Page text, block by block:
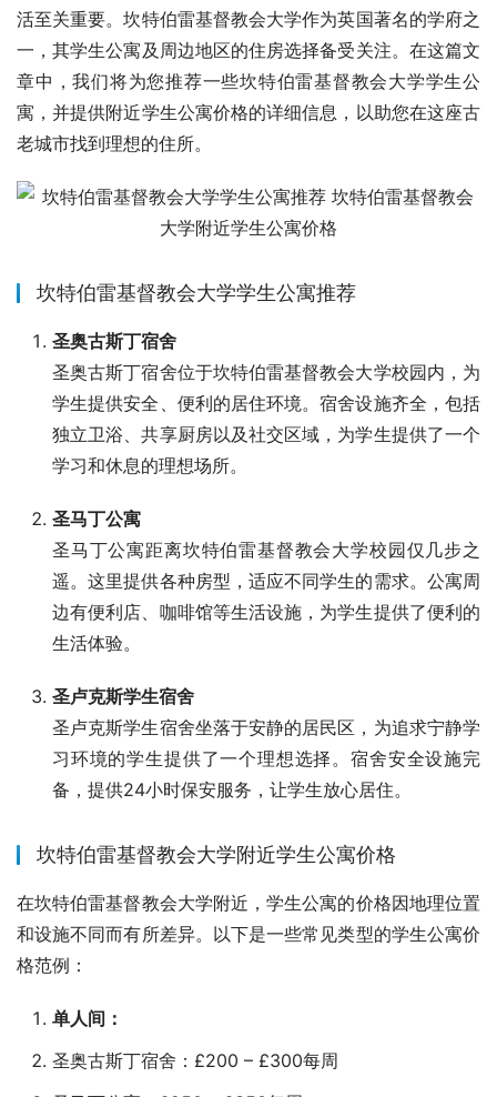
活至关重要。坎特伯雷基督教会大学作为英国著名的学府之
一，其学生公寓及周边地区的住房选择备受关注。在这篇文
章中，我们将为您推荐一些坎特伯雷基督教会大学学生公
寓，并提供附近学生公寓价格的详细信息，以助您在这座古
老城市找到理想的住所。
坎特伯雷基督教会大学学生公寓推荐
圣奥古斯丁宿舍
圣奥古斯丁宿舍位于坎特伯雷基督教会大学校园内，为
学生提供安全、便利的居住环境。宿舍设施齐全，包括
独立卫浴、共享厨房以及社交区域，为学生提供了一个
学习和休息的理想场所。
圣马丁公寓
圣马丁公寓距离坎特伯雷基督教会大学校园仅几步之
遥。这里提供各种房型，适应不同学生的需求。公寓周
边有便利店、咖啡馆等生活设施，为学生提供了便利的
生活体验。
圣卢克斯学生宿舍
圣卢克斯学生宿舍坐落于安静的居民区，为追求宁静学
习环境的学生提供了一个理想选择。宿舍安全设施完
备，提供24小时保安服务，让学生放心居住。
坎特伯雷基督教会大学附近学生公寓价格
在坎特伯雷基督教会大学附近，学生公寓的价格因地理位置
和设施不同而有所差异。以下是一些常见类型的学生公寓价
格范例：
单人间：
圣奥古斯丁宿舍：£200 – £300每周